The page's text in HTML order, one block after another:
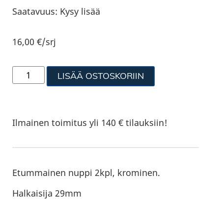
Saatavuus: Kysy lisää
16,00€/srj
LISÄÄ OSTOSKORIIN
Ilmainen toimitus yli 140 € tilauksiin!
Etummainen nuppi 2kpl, krominen.
Halkaisija 29mm